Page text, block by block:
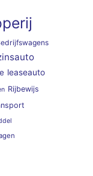
leaseauto
Rijbewijs